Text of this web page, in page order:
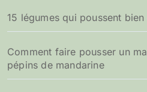
15 légumes qui poussent
Comment faire pousser un
pépins de mandarine